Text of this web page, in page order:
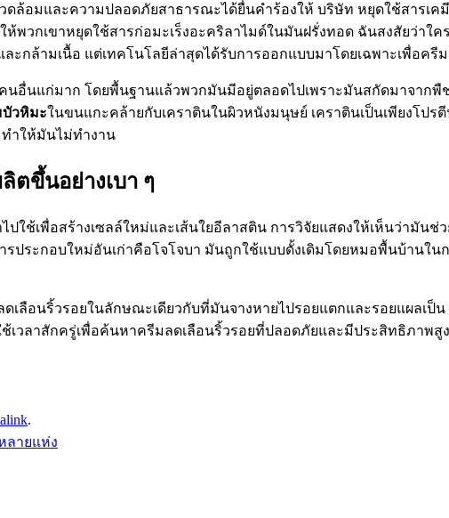
ดล้อมและความปลอดภัยสาธารณะได้ยื่นคำร้องให้ บริษัท หยุดใช้สารเ
ห้พวกเขาหยุดใช้สารก่อมะเร็งอะคริลาไมด์ในมันฝรั่งทอด ฉันสงสัยว่า
ะกล้ามเนื้อ แต่เทคโนโลยีล่าสุดได้รับการออกแบบมาโดยเฉพาะเพื่อค
อื่นแก่มาก โดยพื้นฐานแล้วพวกมันมีอยู่ตลอดไปเพราะมันสกัดมาจาก
วหิมะในขนแกะคล้ายกับเคราตินในผิวหนังมนุษย์ เคราตินเป็นเพียงโป
ำให้มันไม่ทำงาน
ตขึ้นอย่างเบา ๆ
ใช้เพื่อสร้างเซลล์ใหม่และเส้นใยอีลาสติน การวิจัยแสดงให้เห็นว่ามัน
รประกอบใหม่อันเก่าคือโจโจบา มันถูกใช้แบบดั้งเดิมโดยหมอพื้นบ้านใ
ดเลือนริ้วรอยในลักษณะเดียวกับที่มันจางหายไปรอยแตกและรอยแผลเ
เวลาสักครู่เพื่อค้นหาครีมลดเลือนริ้วรอยที่ปลอดภัยและมีประสิทธิภาพ
.
ลายแห่ง